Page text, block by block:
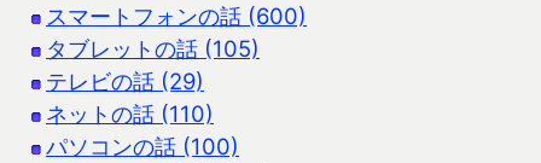
スマートフォンの話 (600)
タブレットの話 (105)
テレビの話 (29)
ネットの話 (110)
パソコンの話 (100)